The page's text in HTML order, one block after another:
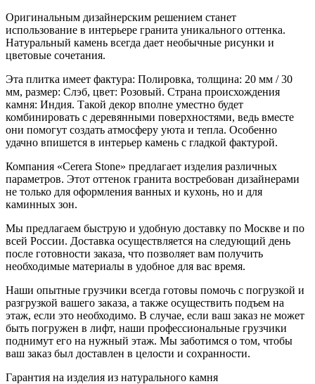
Оригинальным дизайнерским решением станет
использование в интерьере гранита уникального оттенка.
Натуральный камень всегда дает необычные рисунки и
цветовые сочетания.
Эта плитка имеет фактура: Полировка, толщина: 20 мм / 30
мм, размер: Слэб, цвет: Розовый. Страна происхождения
камня: Индия. Такой декор вполне уместно будет
комбинировать с деревянными поверхностями, ведь вместе
они помогут создать атмосферу уюта и тепла. Особенно
удачно впишется в интерьер камень с гладкой фактурой.
Компания «Cerera Stone» предлагает изделия различных
параметров. Этот оттенок гранита востребован дизайнерами
не только для оформления ванных и кухонь, но и для
каминных зон.
Мы предлагаем быструю и удобную доставку по Москве и по
всей России. Доставка осуществляется на следующий день
после готовности заказа, что позволяет вам получить
необходимые материалы в удобное для вас время.
Наши опытные грузчики всегда готовы помочь с погрузкой и
разгрузкой вашего заказа, а также осуществить подъем на
этаж, если это необходимо. В случае, если ваш заказ не может
быть погружен в лифт, наши профессиональные грузчики
поднимут его на нужный этаж. Мы заботимся о том, чтобы
ваш заказ был доставлен в целости и сохранности.
Гарантия на изделия из натурального камня